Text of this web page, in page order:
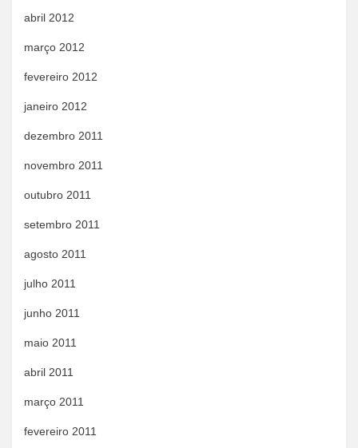
abril 2012
março 2012
fevereiro 2012
janeiro 2012
dezembro 2011
novembro 2011
outubro 2011
setembro 2011
agosto 2011
julho 2011
junho 2011
maio 2011
abril 2011
março 2011
fevereiro 2011